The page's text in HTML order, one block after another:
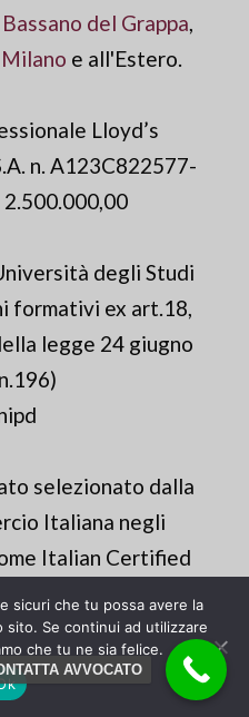
Bassano del Grappa,
Milano e all'Estero.
Lloyd’s
n. A123C822577-
2.500.000,00
degli Studi
formativi ex art.18,
legge 24 giugno
selezionato dalla
Italiana negli
Italian Certified
di Padova.
AVVOCATO
sicuri che tu possa avere la
sito. Se continui ad utilizzare
che tu ne sia felice.